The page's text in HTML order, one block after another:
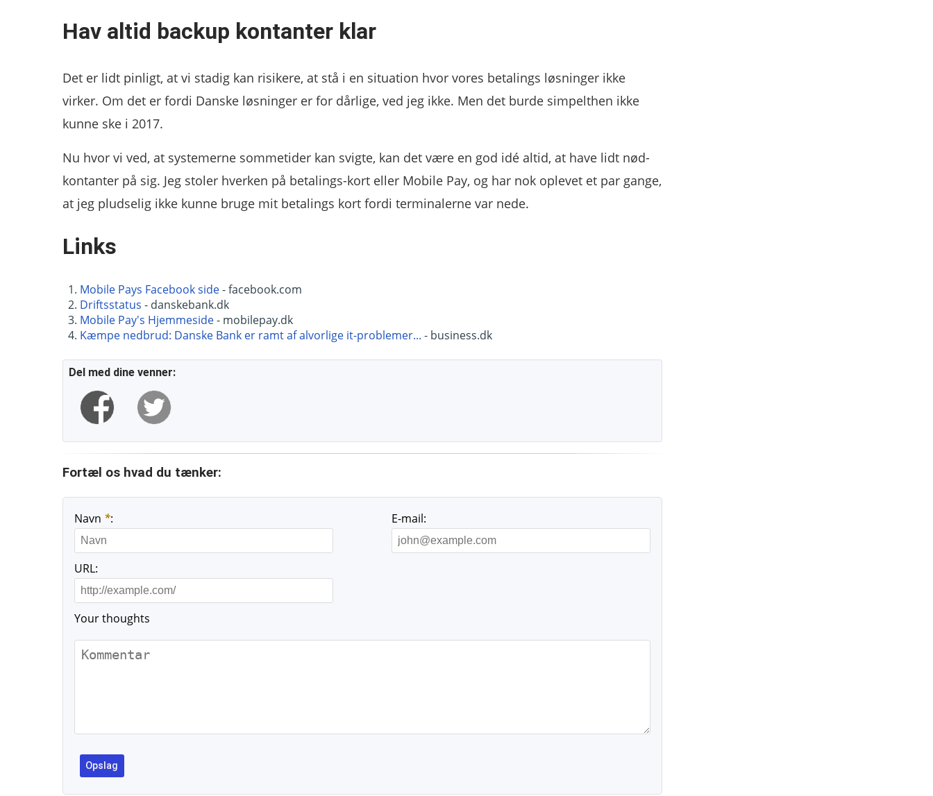
Hav altid backup kontanter klar
Det er lidt pinligt, at vi stadig kan risikere, at stå i en situation hvor vores betalings løsninger ikke
virker. Om det er fordi Danske løsninger er for dårlige, ved jeg ikke. Men det burde simpelthen ikke
kunne ske i 2017.
Nu hvor vi ved, at systemerne sommetider kan svigte, kan det være en god idé altid, at have lidt nød-
kontanter på sig. Jeg stoler hverken på betalings-kort eller Mobile Pay, og har nok oplevet et par gange,
at jeg pludselig ikke kunne bruge mit betalings kort fordi terminalerne var nede.
Links
Mobile Pays Facebook side- facebook.com
Driftsstatus - danskebank.dk
Mobile Pay's Hjemmeside- mobilepay.dk
Kæmpe nedbrud: Danske Bank er ramt af alvorlige it-problemer... - business.dk
Del med dine venner:
Fortæl os hvad du tænker:
Navn *: E-mail:
URL:
Your thoughts